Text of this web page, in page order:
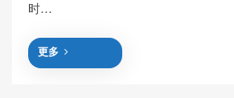
时…
更多